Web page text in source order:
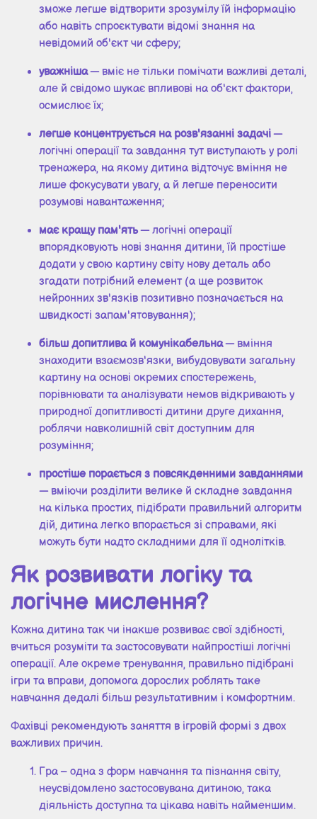
зможе легше відтворити зрозумілу їй інформацію
або навіть спроєктувати відомі знання на
невідомий об'єкт чи сферу;
уважніша— вміє не тільки помічати важливі деталі,
але й свідомо шукає впливові на об'єкт фактори,
осмислює їх;
легше концентрується на розв'язанні задачі—
логічні операції та завдання тут виступають у ролі
тренажера, на якому дитина відточує вміння не
лише фокусувати увагу, а й легше переносити
розумові навантаження;
має кращу пам'ять— логічні операції
впорядковують нові знання дитини, їй простіше
додати у свою картину світу нову деталь або
згадати потрібний елемент (а ще розвиток
нейронних зв'язків позитивно позначається на
швидкості запам'ятовування);
більш допитлива й комунікабельна— вміння
знаходити взаємозв'язки, вибудовувати загальну
картину на основі окремих спостережень,
порівнювати та аналізувати немов відкривають у
природної допитливості дитини друге дихання,
роблячи навколишній світ доступним для
розуміння;
простіше порається з повсякденними завданнями
— вміючи розділити велике й складне завдання
на кілька простих, підібрати правильний алгоритм
дій, дитина легко впорається зі справами, які
можуть бути надто складними для її однолітків.
Як розвивати логіку та
логічне мислення?
Кожна дитина так чи інакше розвиває свої здібності,
вчиться розуміти та застосовувати найпростіші логічні
операції. Але окреме тренування, правильно підібрані
ігри та вправи, допомога дорослих роблять таке
навчання дедалі більш результативним і комфортним.
Фахівці рекомендують заняття в ігровій формі з двох
важливих причин.
Гра – одна з форм навчання та пізнання світу,
неусвідомлено застосовувана дитиною, така
діяльність доступна та цікава навіть найменшим.